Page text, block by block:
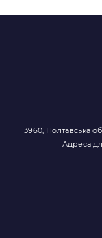
3960, Полтавська
Адреса